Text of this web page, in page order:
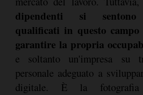
dipendenti si sentono
qualificati in questo
garantire la propria
e soltanto un'impresa su
personale adeguato a
digitale. È la